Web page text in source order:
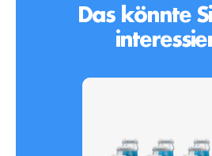
Das könnte